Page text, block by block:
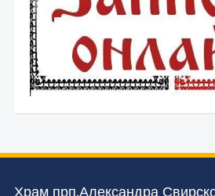
Храм прп.Александра